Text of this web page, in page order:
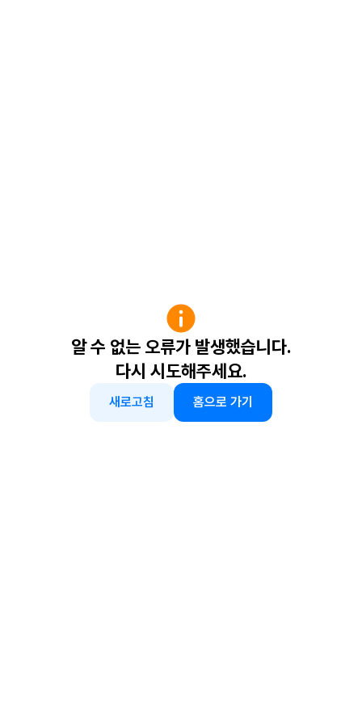
알 수 없는 오류가 발생했습니다.
다시 시도해주세요.
새로고침 홈으로 가기